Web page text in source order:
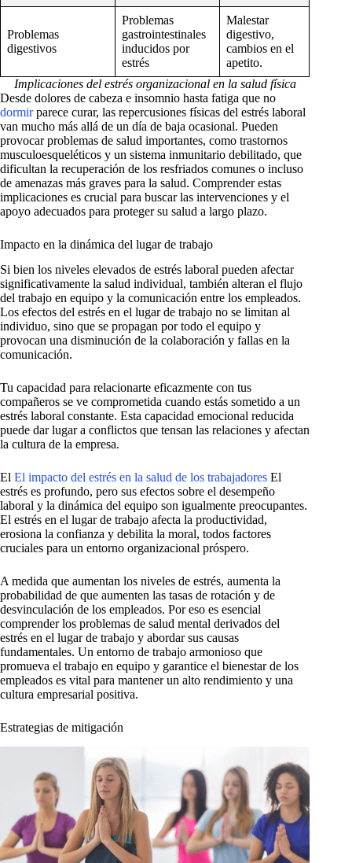
Problemas
digestivos
Problemas
gastrointestinales
inducidos por
estrés
Malestar
digestivo,
cambios en el
apetito.
Implicaciones del estrés organizacional en la salud física
Desde dolores de cabeza e insomnio hasta fatiga que no
dormirparece curar, las repercusiones físicas del estrés laboral
van mucho más allá de un día de baja ocasional. Pueden
provocar problemas de salud importantes, como trastornos
musculoesqueléticos y un sistema inmunitario debilitado, que
dificultan la recuperación de los resfriados comunes o incluso
de amenazas más graves para la salud. Comprender estas
implicaciones es crucial para buscar las intervenciones y el
apoyo adecuados para proteger su salud a largo plazo.
Impacto en la dinámica del lugar de trabajo
Si bien los niveles elevados de estrés laboral pueden afectar
significativamente la salud individual, también alteran el flujo
del trabajo en equipo y la comunicación entre los empleados.
Los efectos del estrés en el lugar de trabajo no se limitan al
individuo, sino que se propagan por todo el equipo y
provocan una disminución de la colaboración y fallas en la
comunicación.
Tu capacidad para relacionarte eficazmente con tus
compañeros se ve comprometida cuando estás sometido a un
estrés laboral constante. Esta capacidad emocional reducida
puede dar lugar a conflictos que tensan las relaciones y afectan
la cultura de la empresa.
El El impacto del estrés en la salud de los trabajadores El
estrés es profundo, pero sus efectos sobre el desempeño
laboral y la dinámica del equipo son igualmente preocupantes.
El estrés en el lugar de trabajo afecta la productividad,
erosiona la confianza y debilita la moral, todos factores
cruciales para un entorno organizacional próspero.
A medida que aumentan los niveles de estrés, aumenta la
probabilidad de que aumenten las tasas de rotación y de
desvinculación de los empleados. Por eso es esencial
comprender los problemas de salud mental derivados del
estrés en el lugar de trabajo y abordar sus causas
fundamentales. Un entorno de trabajo armonioso que
promueva el trabajo en equipo y garantice el bienestar de los
empleados es vital para mantener un alto rendimiento y una
cultura empresarial positiva.
Estrategias de mitigación